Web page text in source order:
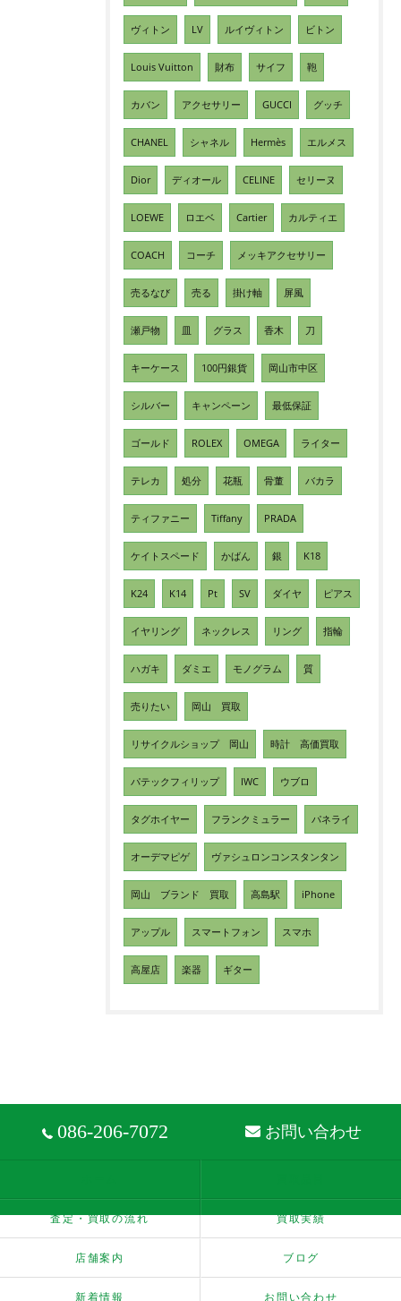
ヴィトン LV ルイヴィトン ビトン
Louis Vuitton 財布 サイフ 鞄
カバン アクセサリー GUCCI グッチ
CHANEL シャネル Hermès エルメス
Dior ディオール CELINE セリーヌ
LOEWE ロエベ Cartier カルティエ
COACH コーチ メッキアクセサリー
売るなび 売る 掛け軸 屏風
瀬戸物 皿 グラス 香木 刀
キーケース 100円銀貨 岡山市中区
シルバー キャンペーン 最低保証
ゴールド ROLEX OMEGA ライター
テレカ 処分 花瓶 骨董 バカラ
ティファニー Tiffany PRADA
ケイトスペード かばん 銀 K18
K24 K14 Pt SV ダイヤ ピアス
イヤリング ネックレス リング 指輪
ハガキ ダミエ モノグラム 質
売りたい 岡山 買取
リサイクルショップ 岡山 時計 高価買取
パテックフィリップ IWC ウブロ
タグホイヤー フランクミュラー パネライ
オーデマピゲ ヴァシュロンコンスタンタン
岡山 ブランド 買取 高島駅 iPhone
アップル スマートフォン スマホ
高屋店 楽器 ギター
086-206-7072 お問い合わせ
査定・買取の流れ 買取実績
店舗案内 ブログ
新着情報 お問い合わせ